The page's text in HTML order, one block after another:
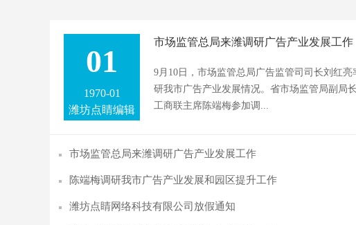
01
1970-01
潍坊点睛编辑
市场监管总局来潍调研广告产业发展工作
9月10日，市场监管总局广告监管司司长刘红亮
研我市广告产业发展情况。省市场监管局副局
工商联主席陈端梅参加调...
市场监管总局来潍调研广告产业发展工作
陈端梅调研我市广告产业发展和园区提升工作
潍坊点睛网络科技有限公司放假通知